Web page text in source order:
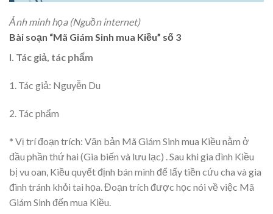
Ảnh minh họa (Nguồn internet)
Bài soạn “Mã Giám Sinh mua Kiều” số 3
I. Tác giả, tác phẩm
1. Tác giả: Nguyễn Du
2. Tác phẩm
* Vị trí đoạn trích: Văn bản Mã Giám Sinh mua Kiều nằm ở
đầu phần thứ hai (Gia biến và lưu lạc) . Sau khi gia đình Kiều
bị vu oan, Kiều quyết định bán mình để lấy tiền cứu cha và gia
đình tránh khỏi tai họa. Đoạn trích được học nói về việc Mã
Giám Sinh đến mua Kiều.